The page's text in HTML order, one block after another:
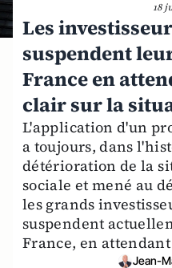
18
Les
suspendent
France en
clair sur la
L'application d'un
a toujours, dans
détérioration de la
sociale et mené au
les grands
suspendent
France, en
Jean-